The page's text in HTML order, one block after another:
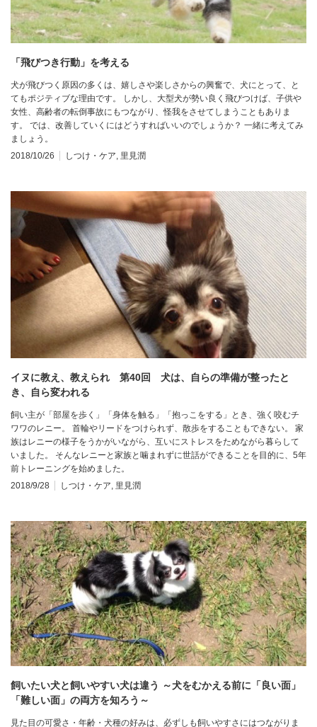
「飛びつき行動」を考える
犬が飛びつく原因の多くは、嬉しさや楽しさからの興奮で、犬にとって、と
てもポジティブな理由です。 しかし、大型犬が勢い良く飛びつけば、子供や
女性、高齢者の転倒事故にもつながり、怪我をさせてしまうこともありま
す。 では、改善していくにはどうすればいいのでしょうか？ 一緒に考えてみ
ましょう。
2018/10/26
しつけ・ケア, 里見潤
イヌに教え、教えられ 第40回 犬は、自らの準備が整ったと
き、自ら変われる
飼い主が「部屋を歩く」「身体を触る」「抱っこをする」とき、強く咬むチ
ワワのレニー。 首輪やリードをつけられず、散歩をすることもできない。 家
族はレニーの様子をうかがいながら、互いにストレスをためながら暮らして
いました。 そんなレニーと家族と噛まれずに世話ができることを目的に、5年
前トレーニングを始めました。
2018/9/28
しつけ・ケア 里見潤
飼いたい犬と飼いやすい犬は違う ～犬をむかえる前に「良い面」
「難しい面」の両方を知ろう～
見た目の可愛さ・年齢・犬種の好みは、必ずしも飼いやすさにはつながりま